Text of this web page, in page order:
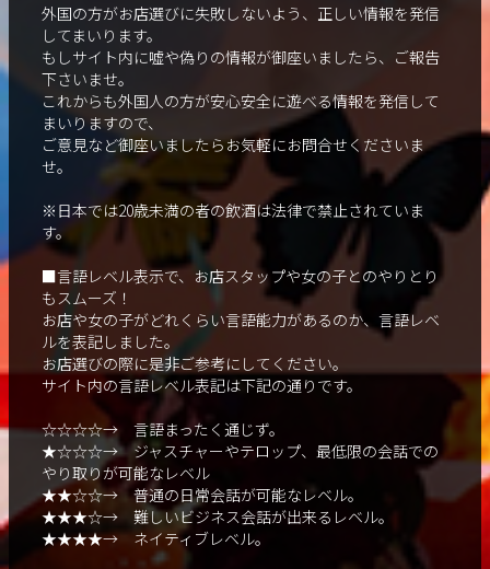
外国の方がお店選びに失敗しないよう、正しい情報を発信
してまいります。
もしサイト内に嘘や偽りの情報が御座いましたら、ご報告
下さいませ。
これからも外国人の方が安心安全に遊べる情報を発信して
まいりますので、
ご意見など御座いましたらお気軽にお問合せくださいま
せ。
※日本では20歳未満の者の飲酒は法律で禁止されていま
す。
■言語レベル表示で、お店スタップや女の子とのやりとり
もスムーズ！
お店や女の子がどれくらい言語能力があるのか、言語レベ
ルを表記しました。
お店選びの際に是非ご参考にしてください。
サイト内の言語レベル表記は下記の通りです。
☆☆☆☆→ 言語まったく通じず。
★☆☆☆→ ジャスチャーやテロップ、最低限の会話での
やり取りが可能なレベル
★★☆☆→ 普通の日常会話が可能なレベル。
★★★☆→ 難しいビジネス会話が出来るレベル。
★★★★→ ネイティブレベル。